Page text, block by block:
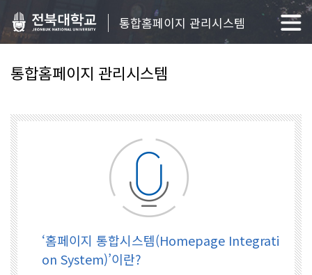
통합홈페이지 관리시스템
통합홈페이지 관리시스템
‘홈페이지 통합시스템(Homepage Integrati
on System)’이란?